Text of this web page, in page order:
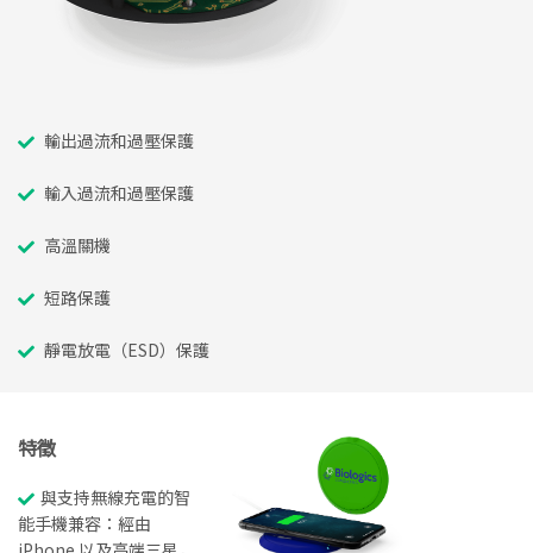
輸出過流和過壓保護
輸入過流和過壓保護
高溫關機
短路保護
靜電放電（ESD）保護
特徵
與支持無線充電的智
能手機兼容：經由